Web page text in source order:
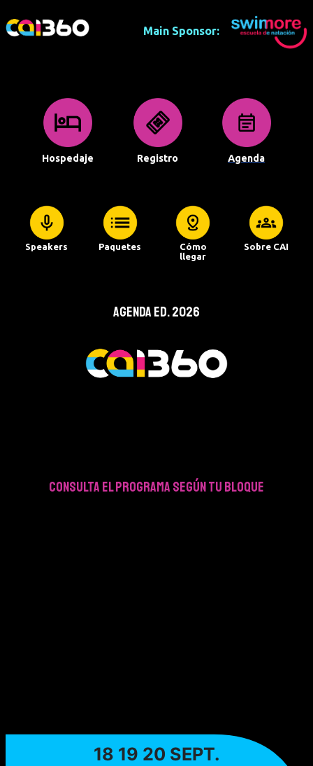
Main Sponsor:
Hospedaje Registro Agenda
Speakers Paquetes
Cómo
llegar
Sobre CAI
Agenda Ed. 2026
CONSULTA EL PROGRAMA SEGÚN TU BLOQUE
18 19 20 SEPT.